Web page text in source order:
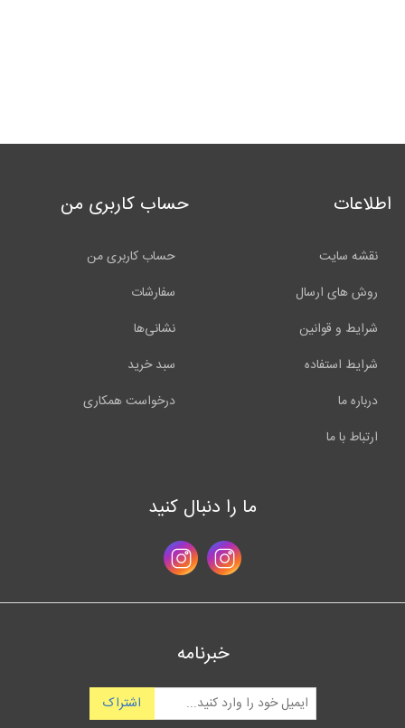
اطلاعات
نقشه سایت
روش های ارسال
شرایط و قوانین
شرایط استفاده
درباره ما
ارتباط با ما
حساب کاربری من
حساب کاربری من
سفارشات
نشانی‌ها
سبد خرید
درخواست همکاری
ما را دنبال کنید
خبرنامه
اشتراک